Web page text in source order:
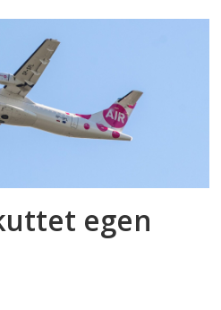
egen